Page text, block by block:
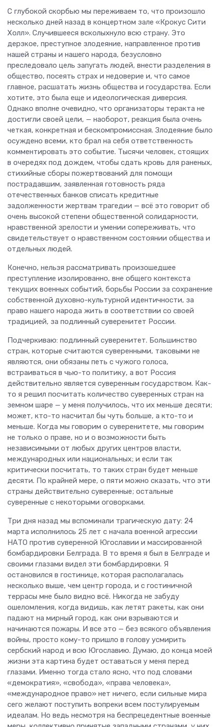
С глубокой скорбью мы переживаем то, что произошло
несколько дней назад в концертном зале «Крокус Сити
Холл». Случившееся всколыхнуло всю страну. Это
дерзкое, преступное злодеяние, направленное против
нашей страны и нашего народа, безусловно
преследовало цель запугать людей, внести разделения в
общество, посеять страх и недоверие и, что самое
главное, расшатать жизнь общества и государства. Если
хотите, это была еще и идеологическая диверсия.
Однако вполне очевидно, что организаторы теракта не
достигли своей цели, — наоборот, реакция была очень
четкая, конкретная и бескомпромиссная. Злодеяние было
осуждено всеми, кто брал на себя ответственность
комментировать это событие. Тысячи человек, стоящих
в очередях под дождем, чтобы сдать кровь для раненых,
стихийные сборы пожертвований для помощи
пострадавшим, заявленная готовность ряда
отечественных банков списать кредитные
задолженности жертвам трагедии — всё это говорит об
очень высокой степени общественной солидарности,
нравственной зрелости и умении сопереживать, что
свидетельствует о нравственном состоянии общества и
отдельных людей.
Конечно, нельзя рассматривать произошедшее
преступление изолированно, вне общего контекста
текущих военных событий, борьбы России за сохранение
собственной духовно-культурной идентичности, за
право нашего народа жить в соответствии со своей
традицией, за подлинный суверенитет России.
Подчеркиваю: подлинный суверенитет. Большинство
стран, которые считаются суверенными, таковыми не
являются, они обязаны петь с чужого голоса,
встраиваться в чью-то политику, а вот Россия
действительно является суверенным государством. Как-
то я решил посчитать количество суверенных стран на
земном шаре — у меня получилось, что их меньше десяти;
может, кто-то насчитал бы чуть больше, а кто-то и
меньше. Когда мы говорим о суверенитете, мы говорим
не только о праве, но и о возможности быть
независимыми от любых других центров власти,
международных или национальных; и если так
критически посчитать, то таких стран будет меньше
десяти. По крайней мере, о пяти можно сказать, что эти
страны действительно суверенные; остальные
суверенные с некоторыми оговорками.
Три дня назад мы вспоминали трагическую дату: 24
марта исполнилось 25 лет с начала военной агрессии
НАТО против суверенной Югославии и массированной
бомбардировки Белграда. В то время я был в Белграде и
своими глазами видел эти бомбардировки. Я
остановился в гостинице, которая располагалась
несколько выше, чем центр города, и с гостиничной
террасы мне было видно всё. Никогда не забуду
ошеломления, когда видишь, как летят ракеты, как они
падают на мирный город, как они взрываются и
начинаются пожары. И все это — без всякого объявления
войны, просто кому-то пришло в голову усмирить
сербский народ и всю Югославию. Думаю, до конца моей
жизни эта картина будет оставаться у меня перед
глазами. Именно тогда стало ясно, что под словами
«демократия», «свобода», «права человека»,
«международное право» нет ничего, если сильные мира
сего желают поступить вопреки всем постулируемым
идеалам. Но ведь несмотря на беспрецедентные военные